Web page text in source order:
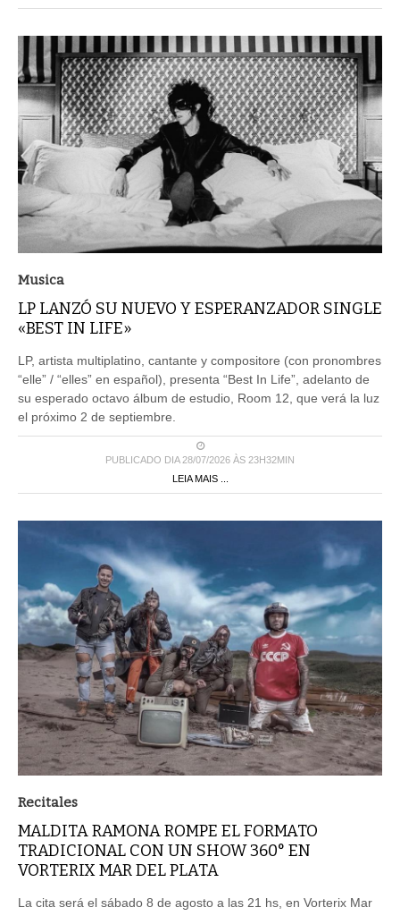
Musica
LP LANZÓ SU NUEVO Y ESPERANZADOR SINGLE
«BEST IN LIFE»
LP, artista multiplatino, cantante y compositore (con pronombres
“elle” / “elles” en español), presenta “Best In Life”, adelanto de
su esperado octavo álbum de estudio, Room 12, que verá la luz
el próximo 2 de septiembre.
PUBLICADO DIA 28/07/2026 ÀS 23H32MIN
LEIA MAIS ...
Recitales
MALDITA RAMONA ROMPE EL FORMATO
TRADICIONAL CON UN SHOW 360° EN
VORTERIX MAR DEL PLATA
La cita será el sábado 8 de agosto a las 21 hs, en Vorterix Mar